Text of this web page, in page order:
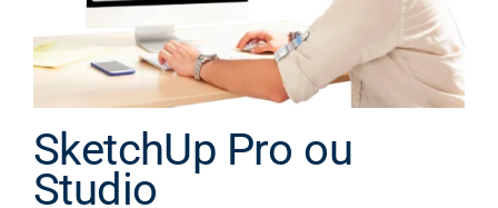
SketchUp Pro ou
Studio